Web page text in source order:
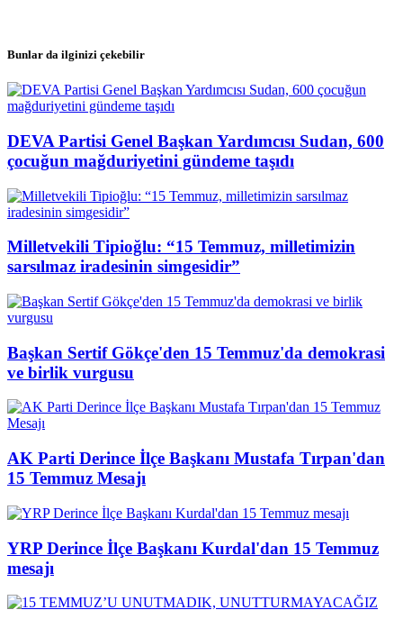
Bunlar da ilginizi çekebilir
DEVA Partisi Genel Başkan Yardımcısı Sudan, 600
çocuğun mağduriyetini gündeme taşıdı
Milletvekili Tipioğlu: “15 Temmuz, milletimizin
sarsılmaz iradesinin simgesidir”
Başkan Sertif Gökçe'den 15 Temmuz'da demokrasi
ve birlik vurgusu
AK Parti Derince İlçe Başkanı Mustafa Tırpan'dan
15 Temmuz Mesajı
YRP Derince İlçe Başkanı Kurdal'dan 15 Temmuz
mesajı